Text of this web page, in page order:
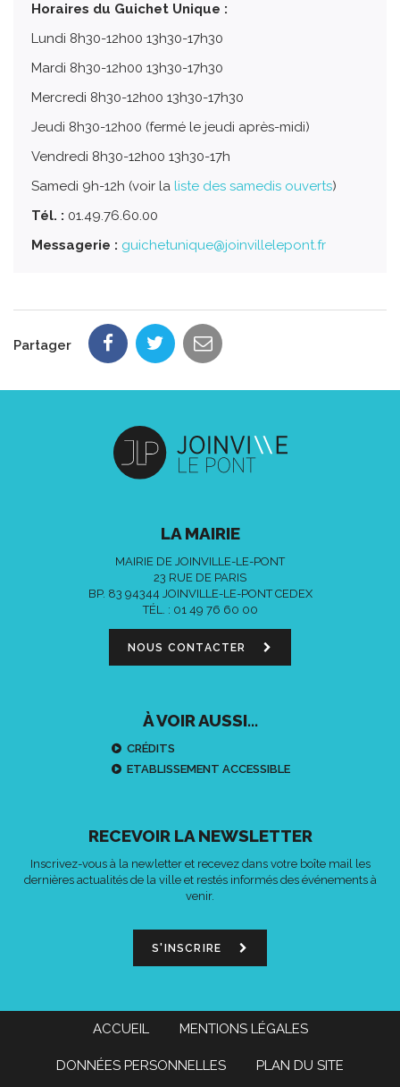
Horaires du Guichet Unique :
Lundi 8h30-12h00 13h30-17h30
Mardi 8h30-12h00 13h30-17h30
Mercredi 8h30-12h00 13h30-17h30
Jeudi 8h30-12h00 (fermé le jeudi après-midi)
Vendredi 8h30-12h00 13h30-17h
Samedi 9h-12h (voir la liste des samedis ouverts)
Tél. : 01.49.76.60.00
Messagerie : guichetunique@joinvillelepont.fr
Partager
LA MAIRIE
MAIRIE DE JOINVILLE-LE-PONT
23 RUE DE PARIS
BP. 83 94344 JOINVILLE-LE-PONT CEDEX
TÉL. : 01 49 76 60 00
NOUS CONTACTER
À VOIR AUSSI...
CRÉDITS
ETABLISSEMENT ACCESSIBLE
RECEVOIR LA NEWSLETTER
Inscrivez-vous à la newletter et recevez dans votre boîte mail les
dernières actualités de la ville et restés informés des événements à
venir.
S'INSCRIRE
ACCUEIL MENTIONS LÉGALES
DONNÉES PERSONNELLES PLAN DU SITE